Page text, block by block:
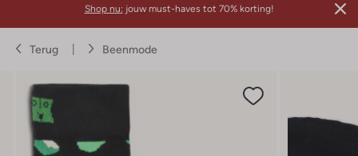
Shop nu: jouw must-haves tot 70% korting!
Terug Beenmode